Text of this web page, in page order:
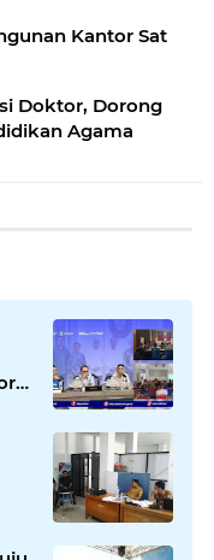
Kantor Sat
Doktor, Dorong
Agama